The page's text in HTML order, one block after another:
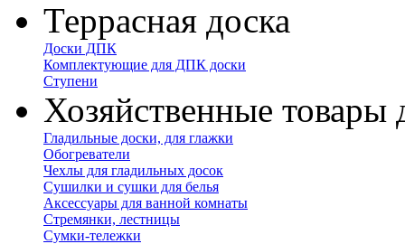
Террасная доска
Доски ДПК
Комплектующие для ДПК доски
Ступени
Хозяйственные товары
Гладильные доски, для глажки
Обогреватели
Чехлы для гладильных досок
Сушилки и сушки для белья
Аксессуары для ванной комнаты
Стремянки, лестницы
Сумки-тележки